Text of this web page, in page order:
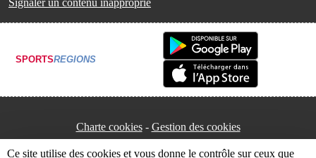
SPORTSREGIONS
Charte cookies Gestion des cookies
Ce site utilise des cookies et vous donne le contrôle sur ceux que